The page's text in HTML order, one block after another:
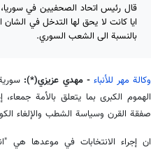
قال رئيس اتحاد الصحفيين في
ايا كانت لا يحق لها التدخل في
بالنسبة الى الشعب السوري.
وكالة مهر للأنباء - مهدي عزيزي(*):
الهموم الكبرى بما يتعلق بالأمة
صفقة القرن وسياسة الشطب والإلغاء
ان إجراء الانتخابات في موعدها هي